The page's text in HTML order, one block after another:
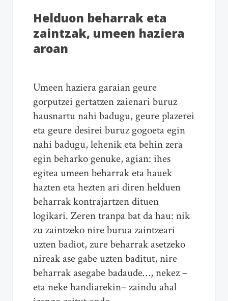
Helduon beharrak eta
zaintzak, umeen haziera
aroan
Umeen haziera garaian geure
gorputzei gertatzen zaienari buruz
hausnartu nahi badugu, geure plazerei
eta geure desirei buruz gogoeta egin
nahi badugu, lehenik eta behin zera
egin beharko genuke, agian: ihes
egitea umeen beharrak eta hauek
hazten eta hezten ari diren helduen
beharrak kontrajartzen dituen
logikari. Zeren tranpa bat da hau: nik
zu zaintzeko nire burua zaintzeari
uzten badiot, zure beharrak asetzeko
nireak ase gabe uzten baditut, nire
beharrak asegabe badaude…, nekez –
eta neke handiarekin– zaindu ahal